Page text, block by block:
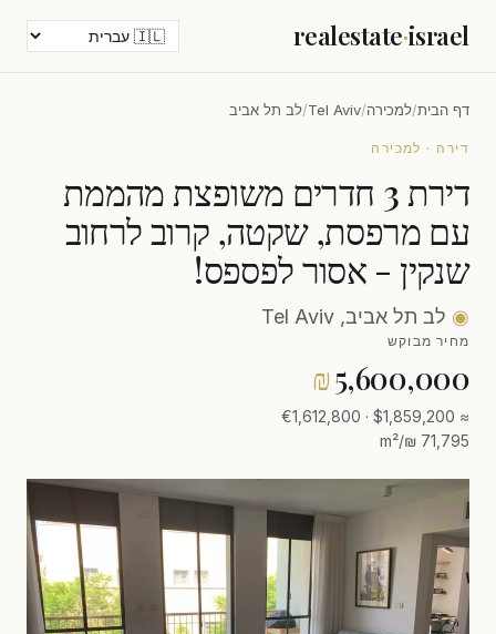
realestate·israel
דף הבית/למכירה/
Tel Aviv
/לב תל אביב
דירה · למכירה
דירת 3 חדרים משופצת מהממת
עם מרפסת, שקטה, קרוב לרחוב
שנקין - אסור לפספס!
◉ לב תל אביב, Tel Aviv
מחיר מבוקש
₪5,600,000
≈ $1,859,200 · €1,612,800
71,795 ₪/m²